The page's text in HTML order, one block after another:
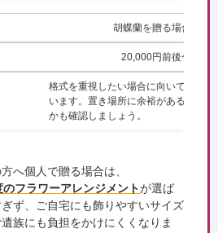
胡蝶蘭を贈る場合
20,000円前後〜
格式を重視したい場合に向いて
います。置き場所に余裕がある
かも確認しましょう。
へ個人で贈る場合は、
フラワーアレンジメントが選ば
ず、ご自宅にも飾りやすいサイズ
族にも負担をかけにくくなりま